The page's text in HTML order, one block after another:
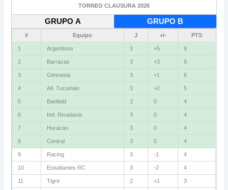
TORNEO CLAUSURA 2026
GRUPO A GRUPO B
# Equipo J +/- PTS
1 Argentinos 3 +5 9
2 Barracas 3 +3 9
3 Gimnasia 3 +1 6
4 Atl. Tucumán 3 +2 5
5 Banfield 3 0 4
6 Ind. Rivadavia 3 0 4
7 Huracán 3 0 4
8 Central 3 0 4
9 Racing 3 -1 4
10 Estudiantes RC 3 -2 4
11 Tigre 2 +1 3